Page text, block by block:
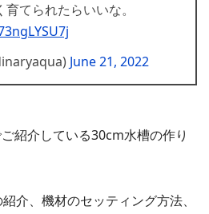
てられたらいいな。
June 21, 2022
紹介している30cm水槽の作り
介、機材のセッティング方法、